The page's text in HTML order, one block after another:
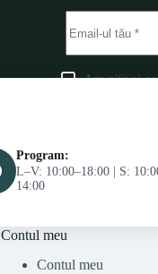
Am citit și
Program:
L–V: 10:00–18:00 | S:
14:00
Contul meu
Contul meu